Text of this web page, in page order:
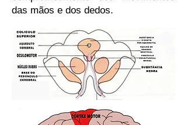
das mãos e dos dedos.